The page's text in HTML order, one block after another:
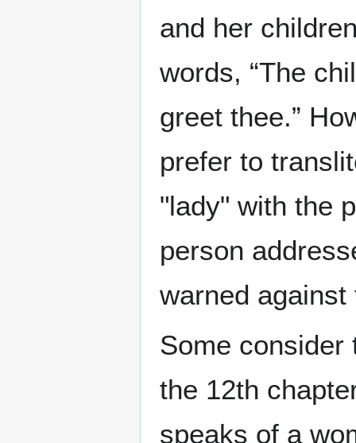
and her
words, “The
greet thee.”
prefer to
"lady" with the
person
warned
Some consider
the 12th
speaks of a